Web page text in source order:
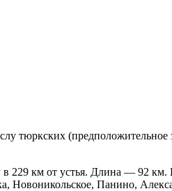
тюркских
км от устья. Длина — 92 км.
Панино,